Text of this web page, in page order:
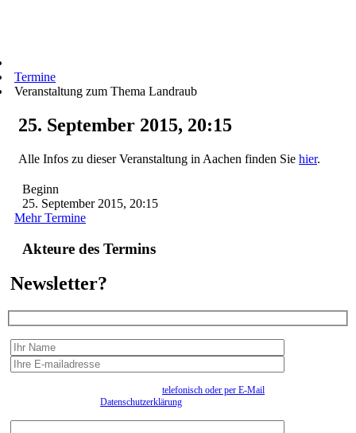
Termine
Veranstaltung zum Thema Landraub
25. September 2015, 20:15
Alle Infos zu dieser Veranstaltung in Aachen finden Sie hier.
Beginn
25. September 2015, 20:15
Mehr Termine
Akteure des Termins
Newsletter?
telefonisch oder per E-Mail
Datenschutzerklärung